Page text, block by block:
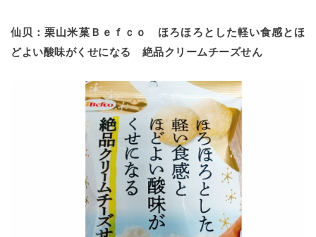
仙贝：栗山米菓Ｂｅｆｃｏ ほろほろとした軽い食感とほ
どよい酸味がくせになる 絶品クリームチーズせん